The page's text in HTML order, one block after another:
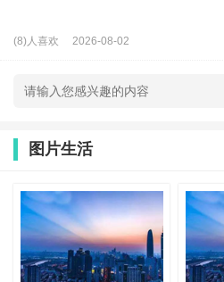
(8)人喜欢 2026-08-02
图片生活